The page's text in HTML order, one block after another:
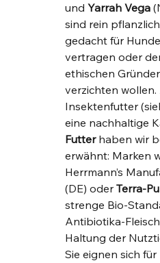
und Yarrah Vega
sind rein
gedacht für
vertragen oder
ethischen
verzichten wollen.
Insektenfutter
eine nachhaltige
Futter haben wir
erwähnt: Marken
Herrmann’s
(DE) oder Terra-
strenge Bio-
Antibiotika-
Haltung der
Sie eignen sich